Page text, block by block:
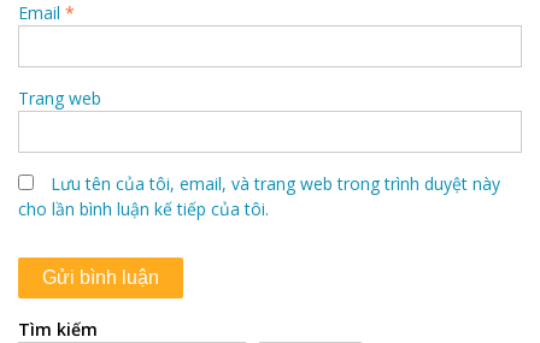
Email *
Trang web
Lưu tên của tôi, email, và trang web trong trình duyệt này
cho lần bình luận kế tiếp của tôi.
Tìm kiếm